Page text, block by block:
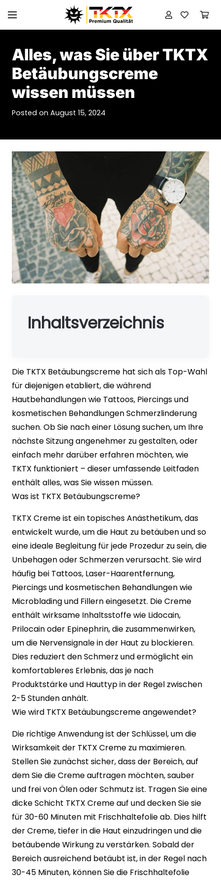
Alles, was Sie über TKTX
Betäubungscreme
wissen müssen
Posted on August 15, 2024
Inhaltsverzeichnis
Die TKTX Betäubungscreme hat sich als Top-Wahl
für diejenigen etabliert, die während
Hautbehandlungen wie Tattoos, Piercings und
kosmetischen Behandlungen Schmerzlinderung
suchen. Ob Sie nach einer Lösung suchen, um Ihre
nächste Sitzung angenehmer zu gestalten, oder
einfach mehr darüber erfahren möchten, wie
TKTX funktioniert – dieser umfassende Leitfaden
enthält alles, was Sie wissen müssen.
Was ist TKTX Betäubungscreme?
TKTX Creme ist ein topisches Anästhetikum, das
entwickelt wurde, um die Haut zu betäuben und so
eine ideale Begleitung für jede Prozedur zu sein, die
Unbehagen oder Schmerzen verursacht. Sie wird
häufig bei Tattoos, Laser-Haarentfernung,
Piercings und kosmetischen Behandlungen wie
Microblading und Fillern eingesetzt. Die Creme
enthält wirksame Inhaltsstoffe wie Lidocain,
Prilocain oder Epinephrin, die zusammenwirken,
um die Nervensignale in der Haut zu blockieren.
Dies reduziert den Schmerz und ermöglicht ein
komfortableres Erlebnis, das je nach
Produktstärke und Hauttyp in der Regel zwischen
2-5 Stunden anhält.
Wie wird TKTX Betäubungscreme angewendet?
Die richtige Anwendung ist der Schlüssel, um die
Wirksamkeit der TKTX Creme zu maximieren.
Stellen Sie zunächst sicher, dass der Bereich, auf
dem Sie die Creme auftragen möchten, sauber
und frei von Ölen oder Schmutz ist. Tragen Sie eine
dicke Schicht TKTX Creme auf und decken Sie sie
für 30-60 Minuten mit Frischhaltefolie ab. Dies hilft
der Creme, tiefer in die Haut einzudringen und die
betäubende Wirkung zu verstärken. Sobald der
Bereich ausreichend betäubt ist, in der Regel nach
30-45 Minuten, können Sie die Frischhaltefolie